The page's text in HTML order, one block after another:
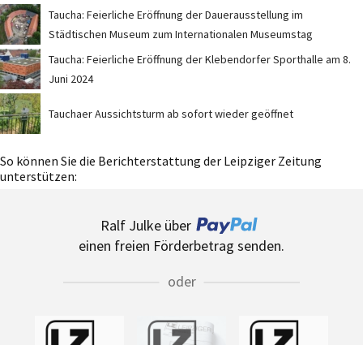
Taucha: Feierliche Eröffnung der Dauerausstellung im
Städtischen Museum zum Internationalen Museumstag
Taucha: Feierliche Eröffnung der Klebendorfer Sporthalle am 8.
Juni 2024
Tauchaer Aussichtsturm ab sofort wieder geöffnet
So können Sie die Berichterstattung der Leipziger Zeitung
unterstützen:
Ralf Julke über
einen freien Förderbetrag senden.
oder